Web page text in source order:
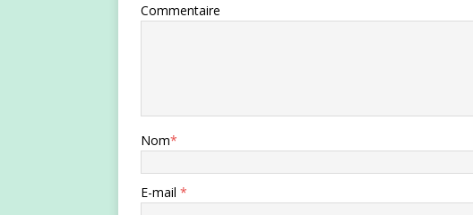
Commentaire
Nom*
E-mail *